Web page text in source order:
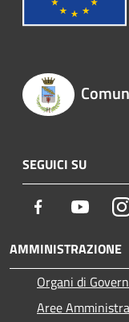
SEGUICI SU
Facebook
AMMINISTRAZIONE
Organi di
Aree